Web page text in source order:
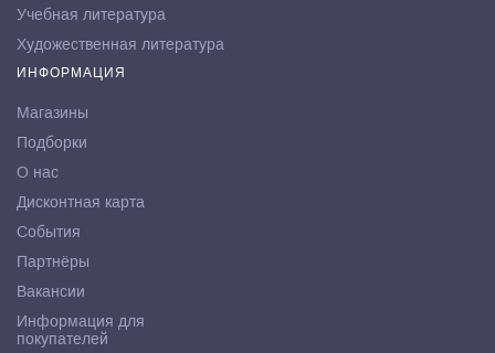
Учебная литература
Художественная литература
ИНФОРМАЦИЯ
Магазины
Подборки
О нас
Дисконтная карта
События
Партнёры
Вакансии
Информация для
покупателей